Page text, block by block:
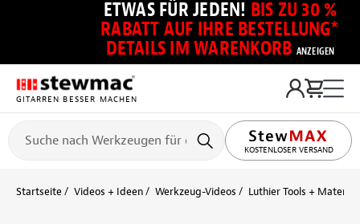
ETWAS FÜR JEDEN! BIS ZU 30 %
RABATT AUF IHRE BESTELLUNG*
DETAILS IM WARENKORB ANZEIGEN
GITARREN BESSER MACHEN
KOSTENLOSER VERSAND
Startseite Videos + Ideen Werkzeug-Videos Luthier Tools +